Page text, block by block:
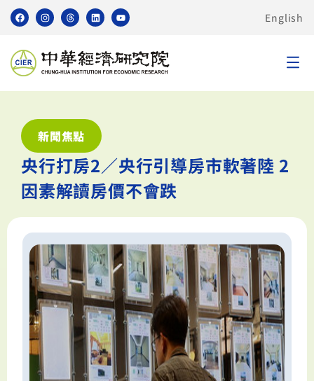
English
新聞焦點
央行打房2／央行引導房市軟著陸 2
因素解讀房價不會跌